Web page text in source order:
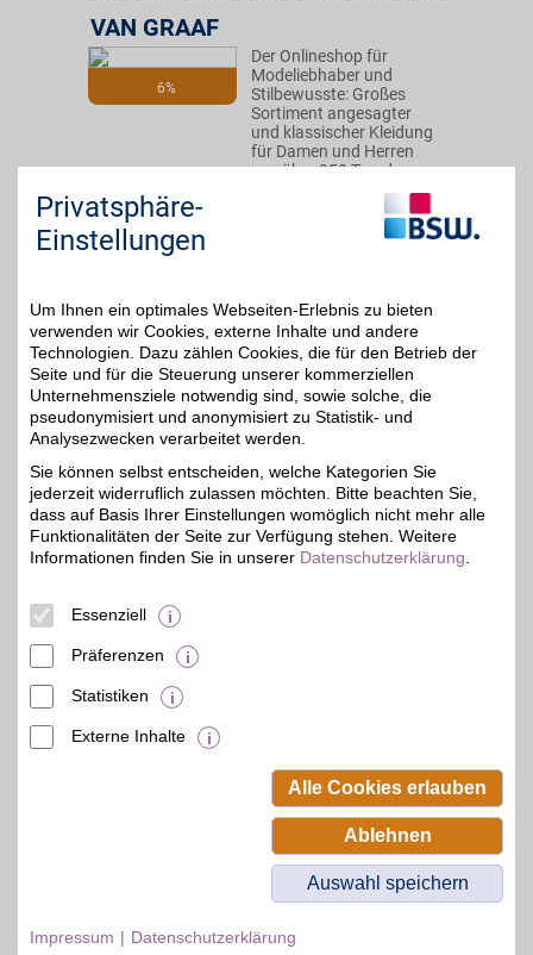
6%
VAN GRAAF
Der Onlineshop für
Modeliebhaber und
Stilbewusste: Großes
Sortiment angesagter
und klassischer Kleidung
für Damen und Herren
von über 250 Trend-
Marken. Als BSW-Mitglied
Geschmack beweisen
Desigual
Die Kollektionen unseres
Partners sind geprägt
durch bunte Farben und
Liebe zum Detail bringen
die Kleidungsstücke
Frauen, Männer und
Kinder zum Träumen. Zu
jeder Jahreszeit die
schönsten Kollektionen
Beamten-Selbsthilfewerk GmbH.
Privatsphäre-
Einstellungen
Um Ihnen ein optimales Webseiten-Erlebnis zu bieten
verwenden wir Cookies, externe Inhalte und andere
Technologien. Dazu zählen Cookies, die für den Betrieb der
Seite und für die Steuerung unserer kommerziellen
Unternehmensziele notwendig sind, sowie solche, die
pseudonymisiert und anonymisiert zu Statistik- und
Analysezwecken verarbeitet werden.
Sie können selbst entscheiden, welche Kategorien Sie
jederzeit widerruflich zulassen möchten. Bitte beachten Sie,
dass auf Basis Ihrer Einstellungen womöglich nicht mehr alle
Funktionalitäten der Seite zur Verfügung stehen. Weitere
Informationen finden Sie in unserer Datenschutzerklärung
Essenziell
Präferenzen
Statistiken
Externe Inhalte
Alle Cookies erlauben
Ablehnen
Auswahl speichern
Impressum Datenschutzerklärung